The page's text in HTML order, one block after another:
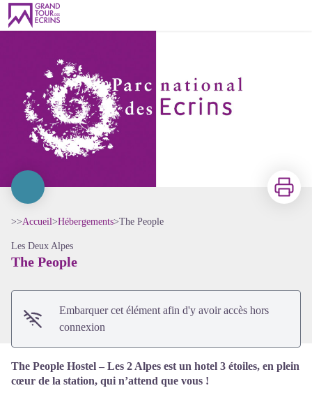
The People
Imprimer
>>Accueil>Hébergements>The People
Les Deux Alpes
The People
Embarquer cet élément afin d'y avoir accès hors
connexion
The People Hostel – Les 2 Alpes est un hotel 3 étoiles, en plein
cœur de la station, qui n’attend que vous !